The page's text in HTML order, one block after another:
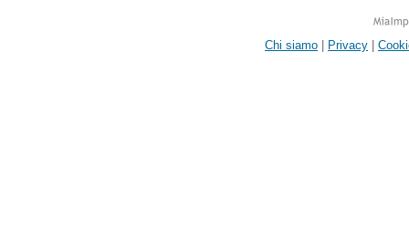
Chi siamo | Privacy |